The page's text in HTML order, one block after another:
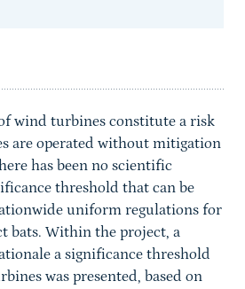
wind turbines constitute a risk
are operated without mitigation
has been no scientific
threshold that can be
uniform regulations for
bats. Within the project, a
a significance threshold
was presented, based on